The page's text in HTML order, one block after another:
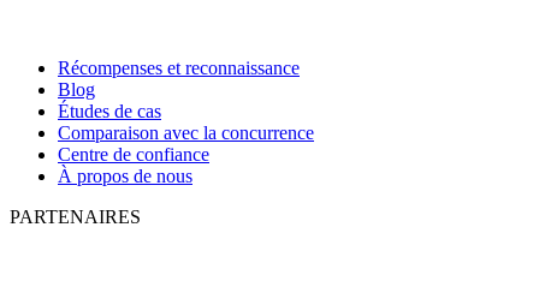
Récompenses et reconnaissance
Blog
Études de cas
Comparaison avec la concurrence
Centre de confiance
À propos de nous
PARTENAIRES